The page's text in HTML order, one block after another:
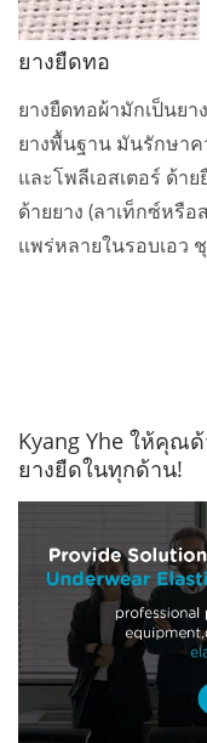
ยางยืดทอ
ยางยืดทอผ้ามักเป็นย
ยางพื้นฐาน มันรักษาค
และโพลีเอสเตอร์ ด้า
ด้ายยาง (ลาเท็กซ์หรื
แพร่หลายในรอบเอว
Kyang Yhe ให้คุณ
ยางยืดในทุกด้าน!